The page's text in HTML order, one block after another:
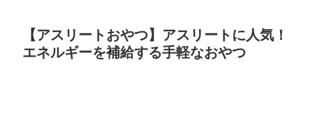
【アスリートおやつ】アスリートに人気！
エネルギーを補給する手軽なおやつ